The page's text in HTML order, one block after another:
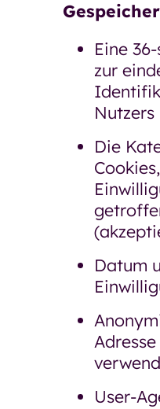
Eine
zur
Nutzers
Die
Datum
User-